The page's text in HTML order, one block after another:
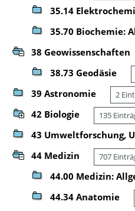
35.14
35.70 Biochemie:
38 Geowissenschaften
38.73 Geodäsie
39 Astronomie 2
42 Biologie 135
43 Umweltforschung,
44 Medizin 707
44.00 Medizin:
44.34 Anatomie